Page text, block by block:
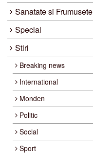
Sanatate si Frumusete
Special
Stiri
Breaking news
International
Monden
Politic
Social
Sport